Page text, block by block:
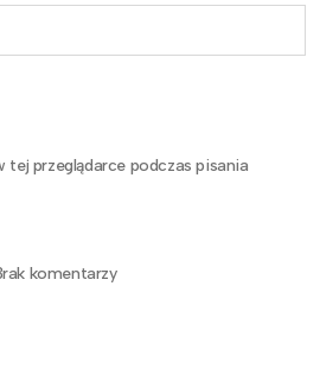
tej przeglądarce podczas pisania
komentarzy